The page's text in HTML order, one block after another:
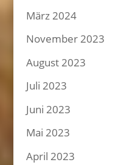
März 2024
November 2023
August 2023
Juli 2023
Juni 2023
Mai 2023
April 2023